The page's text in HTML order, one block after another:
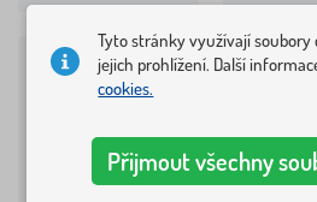
Police
Tyto stránky využívají
jejich prohlížení. Další
cookies.
Přijmout všechny